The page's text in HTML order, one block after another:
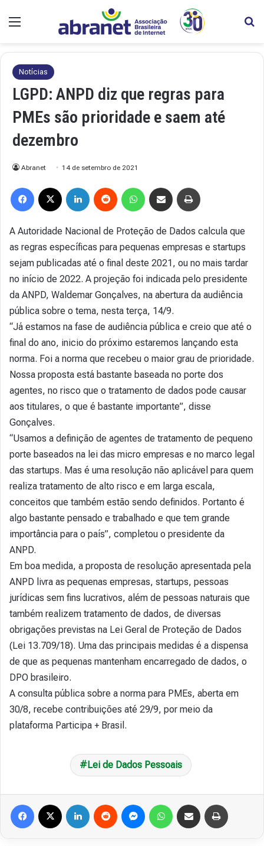
Notícias
LGPD: ANPD diz que regras para
PMEs são prioridade e saem até
dezembro
Abranet 14 de setembro de 2021
A Autoridade Nacional de Proteção de Dados calcula que
as regras específicas para pequenas empresas e startups
sejam publicadas até o final deste 2021, ou no mais tardar
no início de 2022. A projeção foi indicada pelo presidente
da ANPD, Waldemar Gonçalves, na abertura da audiência
pública sobre o tema, nesta terça, 14/9.
“Já estamos na fase de audiência pública e creio que até o
final do ano, inicio do próximo estaremos lançando esta
norma. Foi a norma que recebeu o maior grau de prioridade.
Nossa proposta está bastante baseada no porte dos
agentes, no risco que o tratamento de dados pode causar
aos titulares, o que é bastante importante”, disse
Gonçalves.
“Usamos a definição de agentes de tratamento de pequeno
porte baseados na lei das micro empresas e no marco legal
das startups. Mas é uma resolução não aplicável para quem
realiza tratamento de alto risco e em larga escala,
conceitos que também estão sendo definidos. Portanto é
algo bastante pensado e trabalhado e que tem grande
importância para o país”, completou o presidente da
ANPD.
Em boa medida, a proposta de resolução apresentada pela
ANPD livra as pequenas empresas, startups, pessoas
jurídicas sem fins lucrativos, além de pessoas naturais que
também realizem tratamento de dados, de diversas
obrigações previstas na Lei Geral de Proteção de Dados
(Lei 13.709/18). Uma das principais medidas é a dispensa
de que as pequenas mantenham encarregado de dados, o
DPO brasileiro.
A consulta pública sobre a norma para PMEs, aberta em
30/8, recebe contribuições até 29/9, por meio da
plataforma Participa + Brasil.
Lei de Dados Pessoais